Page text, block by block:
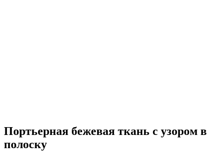
Портьерная бежевая ткань с узором в
полоску